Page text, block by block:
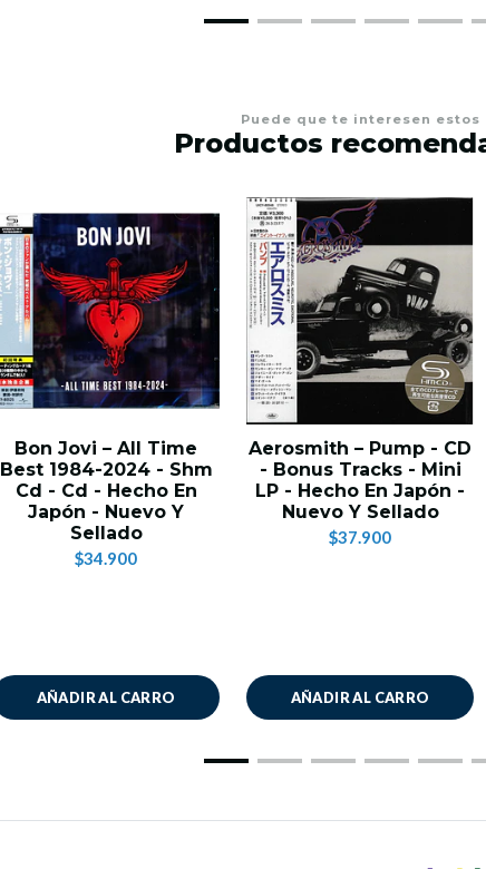
Puede que te interesen estos
Productos
Bon Jovi – All Time
Best 1984-2024 - Shm
Cd - Cd - Hecho En
Japón - Nuevo Y
Sellado
$34.900
AÑADIR AL CARRO
Aerosmith – Pump - CD
- Bonus Tracks - Mini
LP - Hecho En Japón -
Nuevo Y Sellado
$37.900
AÑADIR AL CARRO